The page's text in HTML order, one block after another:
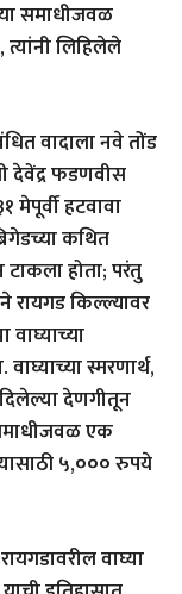
समाधीजवळ
लिहिलेले
वादाला नवे तोंड
देवेंद्र फडणवीस
मेपूर्वी हटवावा
कथित
होता; परंतु
रायगड किल्ल्यावर
वाघ्याच्या
स्मरणार्थ,
देणगीतून
एक
५,००० रुपये
वाघ्या